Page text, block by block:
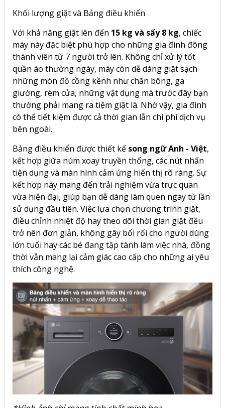
Khối lượng giặt và Bảng điều khiển
Với khả năng giặt lên đến 15 kg và sấy 8 kg, chiếc
máy này đặc biệt phù hợp cho những gia đình đông
thành viên từ 7 người trở lên. Không chỉ xử lý tốt
quần áo thường ngày, máy còn dễ dàng giặt sạch
những món đồ cồng kềnh như chăn bông, ga
giường, rèm cửa, những vật dụng mà trước đây bạn
thường phải mang ra tiệm giặt là. Nhờ vậy, gia đình
có thể tiết kiệm được cả thời gian lẫn chi phí dịch vụ
bên ngoài.
Bảng điều khiển được thiết kế song ngữ Anh - Việt,
kết hợp giữa núm xoay truyền thống, các nút nhấn
tiện dụng và màn hình cảm ứng hiển thị rõ ràng. Sự
kết hợp này mang đến trải nghiệm vừa trực quan
vừa hiện đại, giúp bạn dễ dàng làm quen ngay từ lần
sử dụng đầu tiên. Việc lựa chọn chương trình giặt,
điều chỉnh nhiệt độ hay theo dõi thời gian giặt đều
trở nên đơn giản, không gây bối rối cho người dùng
lớn tuổi hay các bé đang tập tành làm việc nhà, đồng
thời vẫn mang lại cảm giác cao cấp cho những ai yêu
thích công nghệ.